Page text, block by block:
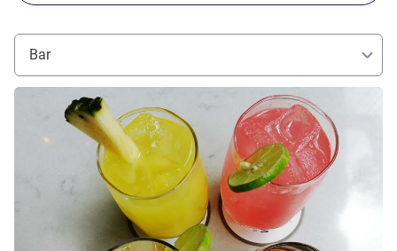
Bar
Más información